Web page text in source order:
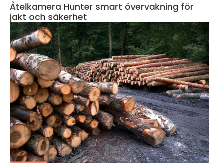
Åtelkamera Hunter smart övervakning för
jakt och säkerhet